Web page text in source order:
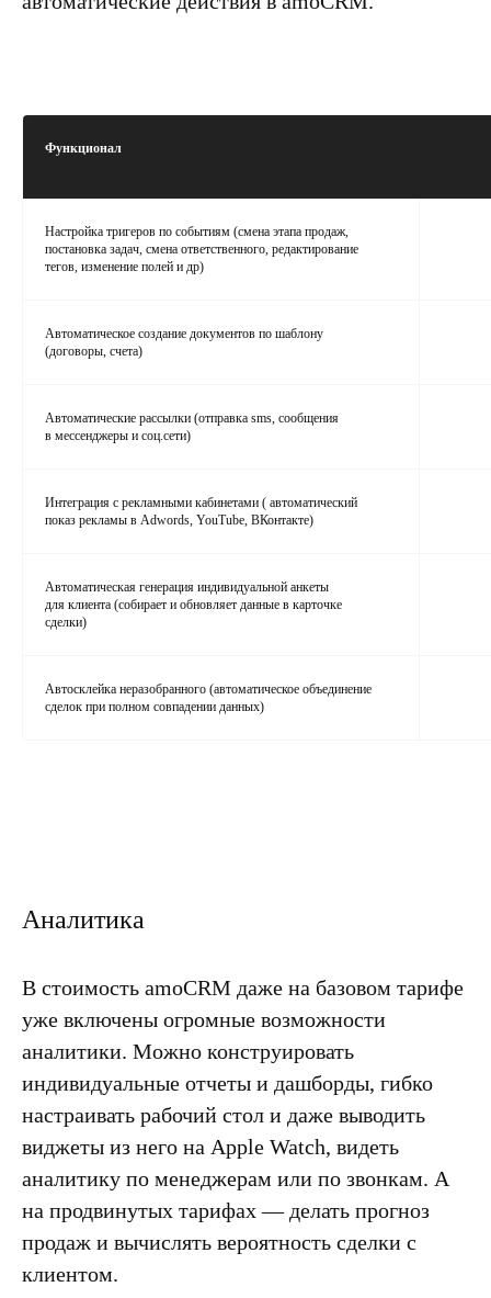
Функционал
Настройка тригеров по событиям (смена этапа продаж,
постановка задач, смена ответственного, редактирование
тегов, изменение полей и др)
Автоматическое создание документов по шаблону
(договоры, счета)
Автоматические рассылки (отправка sms, сообщения
в мессенджеры и соц.сети)
Интеграция с рекламными кабинетами ( автоматический
показ рекламы в Adwords, YouTube, ВКонтакте)
Автоматическая генерация индивидуальной анкеты
для клиента (собирает и обновляет данные в карточке
сделки)
Автосклейка неразобранного (автоматическое объединение
сделок при полном совпадении данных)
Аналитика
В стоимость amoСRM даже на базовом тарифе
уже включены огромные возможности
аналитики. Можно конструировать
индивидуальные отчеты и дашборды, гибко
настраивать рабочий стол и даже выводить
виджеты из него на Apple Watch, видеть
аналитику по менеджерам или по звонкам. А
на продвинутых тарифах — делать прогноз
продаж и вычислять вероятность сделки с
клиентом.